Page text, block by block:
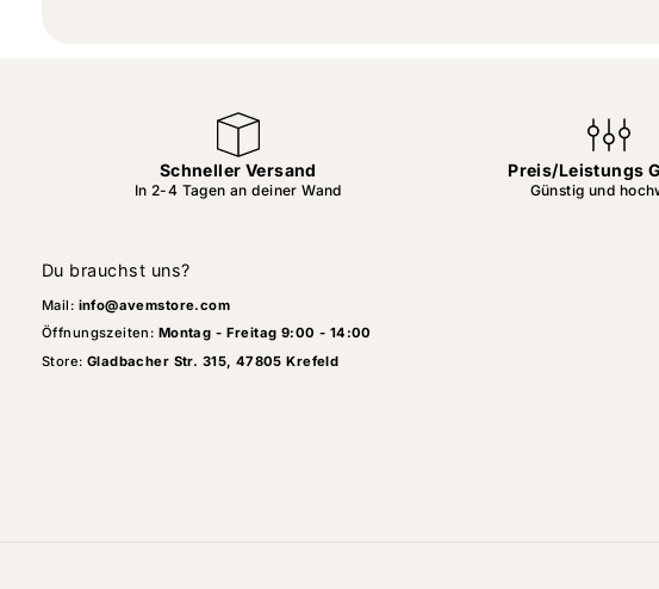
Schneller Versand
In 2-4 Tagen an deiner Wand
Preis/Leistungs
Günstig und
Du brauchst uns?
Mail: info@avemstore.com
Öffnungszeiten: Montag - Freitag 9:00 - 14:00
Store: Gladbacher Str. 315, 47805 Krefeld